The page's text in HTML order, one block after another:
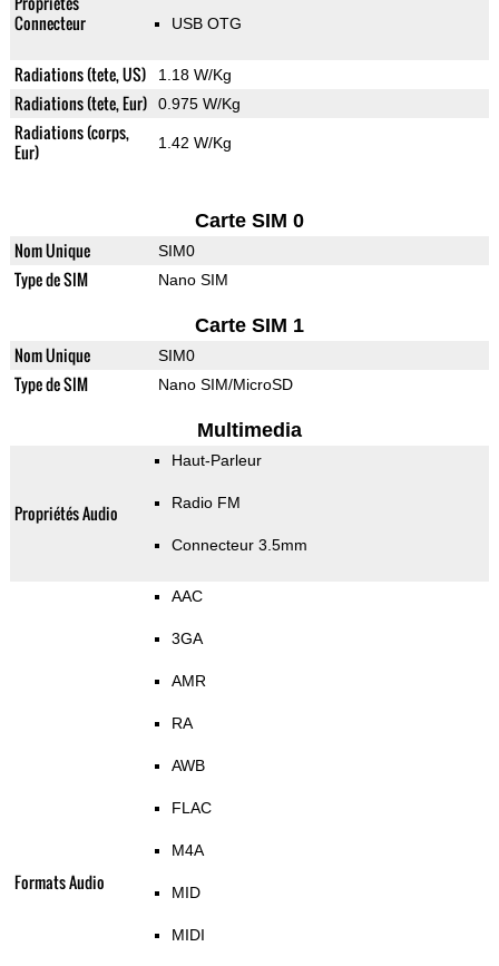
Connecteur
USB OTG
Radiations (tete, US) 1.18 W/Kg
Radiations (tete, Eur) 0.975 W/Kg
Radiations (corps,
Eur)
1.42 W/Kg
Carte SIM 0
Nom Unique SIM0
Type de SIM Nano SIM
Carte SIM 1
Nom Unique SIM0
Type de SIM Nano SIM/MicroSD
Multimedia
Propriétés Audio
Haut-Parleur
Radio FM
Connecteur 3.5mm
Formats Audio
AAC
3GA
AMR
RA
AWB
FLAC
M4A
MID
MIDI